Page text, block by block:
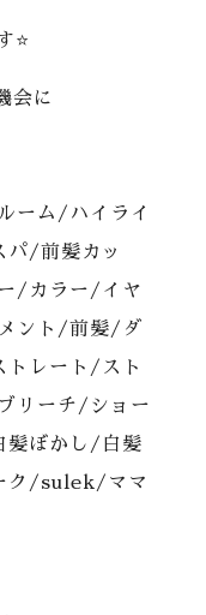
⭐
会に
ーム/ハイライ
/前髪カッ
/カラー/イヤ
ント/前髪/ダ
レート/スト
リーチ/ショー
髪ぼかし/白髪
ク/sulek/ママ